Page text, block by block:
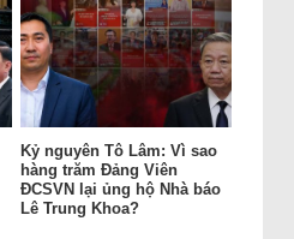
Kỷ nguyên Tô Lâm: Vì sao
hàng trăm Đảng Viên
ĐCSVN lại ủng hộ Nhà báo
Lê Trung Khoa?